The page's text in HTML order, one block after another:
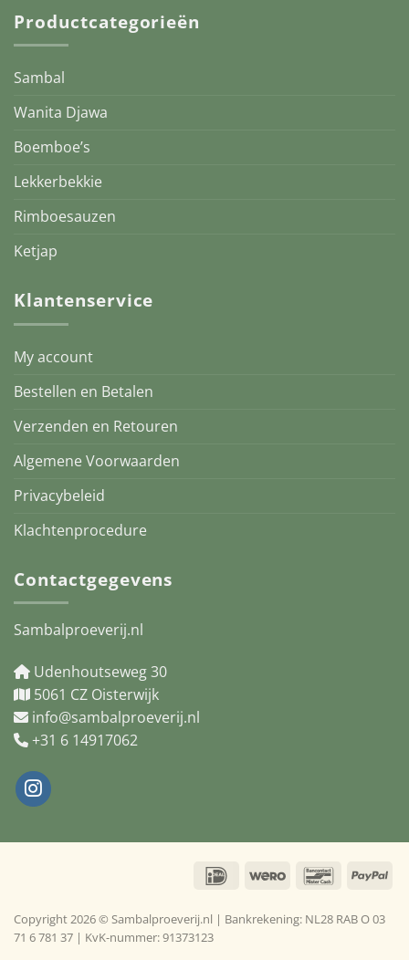
Productcategorieën
Sambal
Wanita Djawa
Boemboe’s
Lekkerbekkie
Rimboesauzen
Ketjap
Klantenservice
My account
Bestellen en Betalen
Verzenden en Retouren
Algemene Voorwaarden
Privacybeleid
Klachtenprocedure
Contactgegevens
Sambalproeverij.nl
Udenhoutseweg 30
5061 CZ Oisterwijk
info@sambalproeverij.nl
+31 6 14917062
IDeal Wero Bancontact
Copyright 2026 © Sambalproeverij.nl | Bankrekening: NL28 RAB O 03
71 6 781 37 | KvK-nummer: 91373123